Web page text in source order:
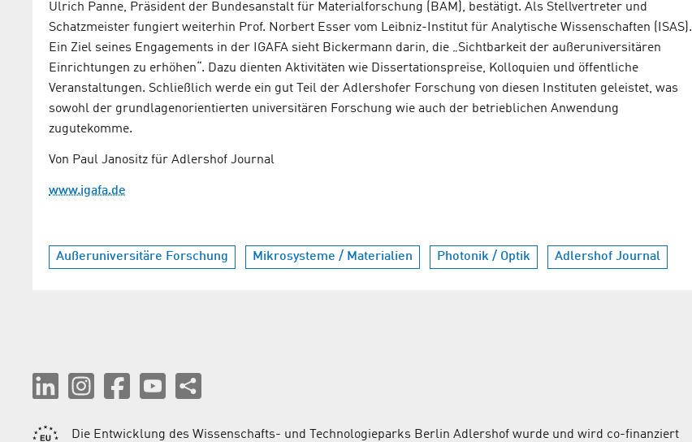
Ulrich Panne, Präsident der Bundesanstalt für Materialforschung (BAM), bestätigt. Als Stellvertreter und
Schatzmeister fungiert weiterhin Prof. Norbert Esser vom Leibniz-Institut für Analytische Wissenschaften (ISAS).
Ein Ziel seines Engagements in der IGAFA sieht Bickermann darin, die „Sichtbarkeit der außeruniversitären
Einrichtungen zu erhöhen“. Dazu dienten Aktivitäten wie Dissertationspreise, Kolloquien und öffentliche
Veranstaltungen. Schließlich werde ein gut Teil der Adlershofer Forschung von diesen Instituten geleistet, was
sowohl der grundlagenorientierten universitären Forschung wie auch der betrieblichen Anwendung
zugutekomme.
Von Paul Janositz für Adlershof Journal
www.igafa.de
Außeruniversitäre Forschung Mikrosysteme / Materialien Photonik / Optik Adlershof Journal
Die Entwicklung des Wissenschafts- und Technologieparks Berlin Adlershof wurde und wird co-finanziert